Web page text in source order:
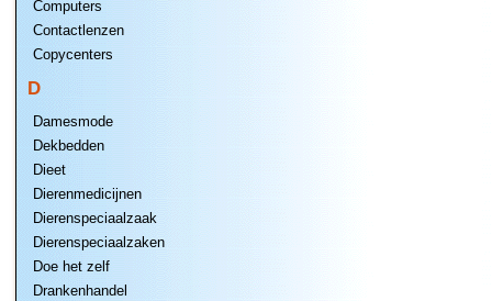
Computers
Contactlenzen
Copycenters
D
Damesmode
Dekbedden
Dieet
Dierenmedicijnen
Dierenspeciaalzaak
Dierenspeciaalzaken
Doe het zelf
Drankenhandel